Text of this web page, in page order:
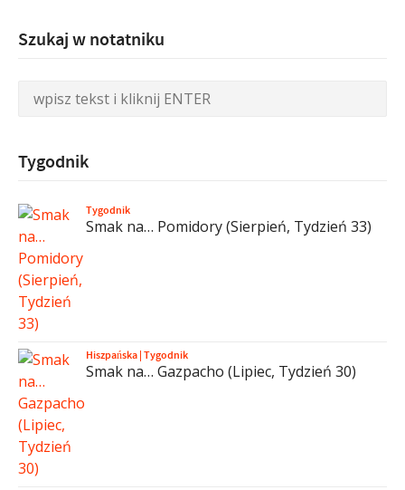
Szukaj w notatniku
Tygodnik
Tygodnik
Smak na… Pomidory (Sierpień, Tydzień 33)
Hiszpańska|Tygodnik
Smak na… Gazpacho (Lipiec, Tydzień 30)